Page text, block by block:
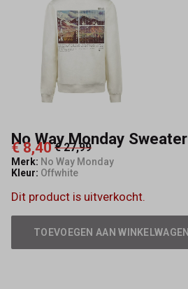
No Way Monday Sweater
€ 8,40 € 27,99
Merk: No Way Monday
Kleur: Offwhite
Dit product is uitverkocht.
TOEVOEGEN AAN WINKELWAGEN